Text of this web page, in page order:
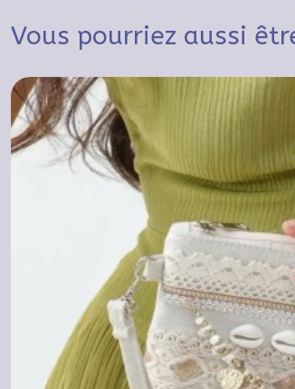
Vous pourriez aussi